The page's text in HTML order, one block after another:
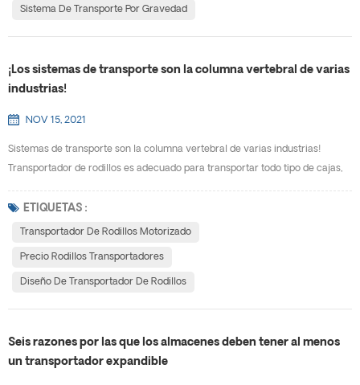
Sistema De Transporte Por Gravedad
¡Los sistemas de transporte son la columna vertebral de varias
industrias!
NOV 15, 2021
Sistemas de transporte son la columna vertebral de varias industrias!
Transportador de rodillos es adecuado para transportar todo tipo de cajas,
pequeños o artículos irregulares que deben colocarse en la bandeja o caja
de rotación. Puede transportar un gran peso de un solo material o soportar
ETIQUETAS :
Transportador De Rodillos Motorizado
Precio Rodillos Transportadores
Diseño De Transportador De Rodillos
Seis razones por las que los almacenes deben tener al menos
un transportador expandible